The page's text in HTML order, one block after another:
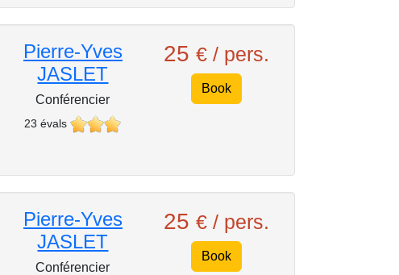
Pierre-Yves
JASLET
Conférencier
23 évals
25€ / pers.
Book
Pierre-Yves
JASLET
Conférencier
25€ / pers.
Book